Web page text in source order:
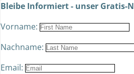
Bleibe Informiert - unser Gratis-
Vorname:
Nachname:
Email: